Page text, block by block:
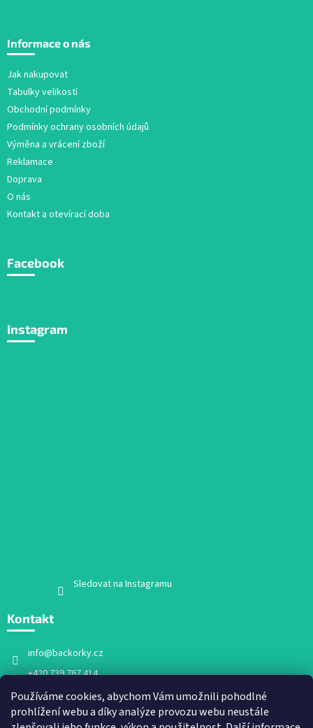
Používáme cookies, abychom Vám umožnili pohodlné
prohlížení webu a díky analýze provozu webu neustále
p
Informace o nás
Jak nakupovat
Tabulky velikostí
Obchodní podmínky
Podmínky ochrany osobních údajů
Výměna a vrácení zboží
Reklamace
Doprava
O nás
Kontakt a otevírací doba
Facebook
Instagram
Sledovat na Instagramu
Kontakt
info@backorky.cz
+420 739 767 414
Facebook
backorky.cz